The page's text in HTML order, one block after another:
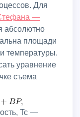
Для
—
абсолютно
площади
температуры.
уравнение
съема
Tc —